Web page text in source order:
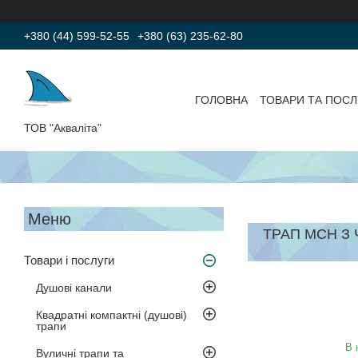
+380 (44) 599-52-55 +380 (63) 235-62-80
ТОВ "Акваліта"
ГОЛОВНА ТОВАРИ ТА
Товари і послуги
Душові канали
Квадратні компактні (душові)
трапи
Вуличні трапи та
ТРАП МСН З
В